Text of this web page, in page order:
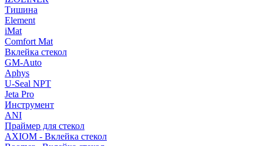
Тишина
Element
iMat
Comfort Mat
Вклейка стекол
GM-Auto
Aphys
U-Seal NPT
Jeta Pro
Инструмент
ANI
Праймер для стекол
AXIOM - Вклейка стекол